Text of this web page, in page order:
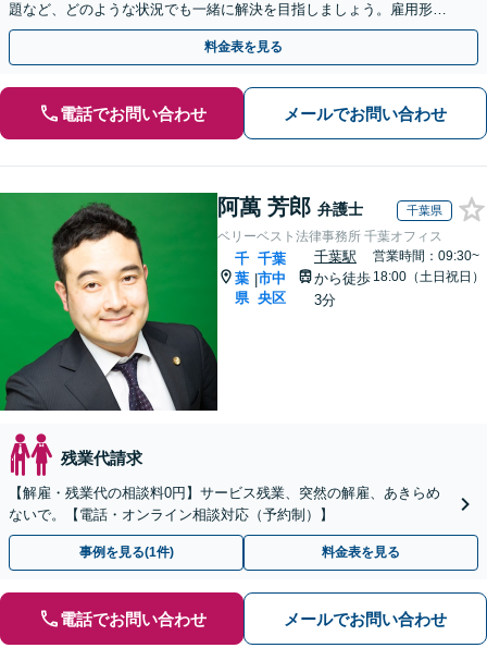
題など、どのような状況でも一緒に解決を目指しましょう。雇用形態
を問わずサポート「労災申請やハラスメント問題にも対応」
料金表を見る
電話でお問い合わせ メールでお問い合わせ
阿萬 芳郎 弁護士 千葉県
ベリーベスト法律事務所 千葉オフィス
千
葉
県
|
千葉
市中
央区
千葉駅
から徒歩
3分
営業時間：09:30~
18:00（土日祝日）
残業代請求
【解雇・残業代の相談料0円】サービス残業、突然の解雇、あきらめ
ないで。【電話・オンライン相談対応（予約制）】
事例を見る(1件) 料金表を見る
電話でお問い合わせ メールでお問い合わせ